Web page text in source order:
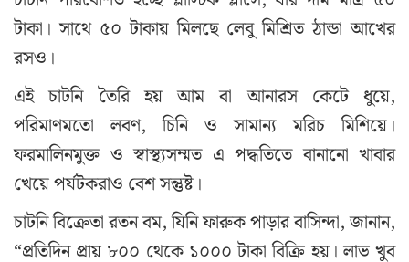
টাকা। সাথে ৫০ টাকায় মিলছে লেবু মিশ্রিত ঠান্ডা আখের
রসও।
এই চাটনি তৈরি হয় আম বা আনারস কেটে ধুয়ে,
পরিমাণমতো লবণ, চিনি ও সামান্য মরিচ মিশিয়ে।
ফরমালিনমুক্ত ও স্বাস্থ্যসম্মত এ পদ্ধতিতে বানানো খাবার
খেয়ে পর্যটকরাও বেশ সন্তুষ্ট।
চাটনি বিক্রেতা রতন বম, যিনি ফারুক পাড়ার বাসিন্দা, জানান,
“প্রতিদিন প্রায় ৮০০ থেকে ১০০০ টাকা বিক্রি হয়। লাভ খুব